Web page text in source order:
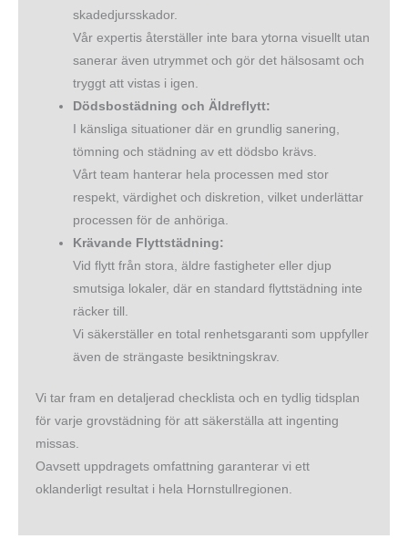
skadedjursskador.
Vår expertis återställer inte bara ytorna visuellt utan
sanerar även utrymmet och gör det hälsosamt och
tryggt att vistas i igen.
Dödsbostädning och Äldreflytt:
I känsliga situationer där en grundlig sanering,
tömning och städning av ett dödsbo krävs.
Vårt team hanterar hela processen med stor
respekt, värdighet och diskretion, vilket underlättar
processen för de anhöriga.
Krävande Flyttstädning:
Vid flytt från stora, äldre fastigheter eller djup
smutsiga lokaler, där en standard flyttstädning inte
räcker till.
Vi säkerställer en total renhetsgaranti som uppfyller
även de strängaste besiktningskrav.
Vi tar fram en detaljerad checklista och en tydlig tidsplan
för varje grovstädning för att säkerställa att ingenting
missas.
Oavsett uppdragets omfattning garanterar vi ett
oklanderligt resultat i hela Hornstullregionen.